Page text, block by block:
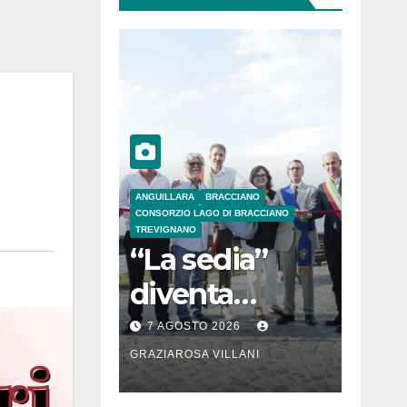
ANGUILLARA
BRACCIANO
CONSORZIO LAGO DI BRACCIANO
TREVIGNANO
“La sedia”
diventa
Belvedere sul
lago di
Bracciano: ieri
7 AGOSTO 2026
GRAZIAROSA VILLANI